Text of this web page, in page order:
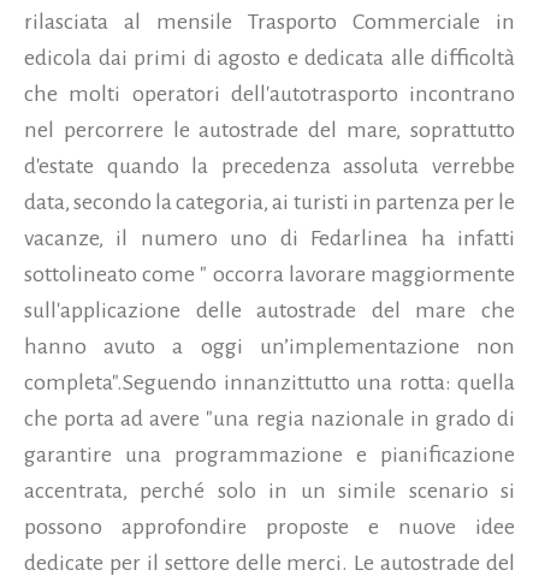
rilasciata al mensile Trasporto Commerciale in
edicola dai primi di agosto e dedicata alle difficoltà
che molti operatori dell'autotrasporto incontrano
nel percorrere le autostrade del mare, soprattutto
d'estate quando la precedenza assoluta verrebbe
data, secondo la categoria, ai turisti in partenza per le
vacanze, il numero uno di Fedarlinea ha infatti
sottolineato come " occorra lavorare maggiormente
sull'applicazione delle autostrade del mare che
hanno avuto a oggi un’implementazione non
completa".Seguendo innanzittutto una rotta: quella
che porta ad avere "una regia nazionale in grado di
garantire una programmazione e pianificazione
accentrata, perché solo in un simile scenario si
possono approfondire proposte e nuove idee
dedicate per il settore delle merci. Le autostrade del